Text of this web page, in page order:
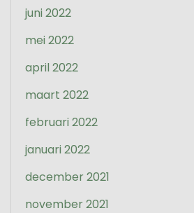
juni 2022
mei 2022
april 2022
maart 2022
februari 2022
januari 2022
december 2021
november 2021